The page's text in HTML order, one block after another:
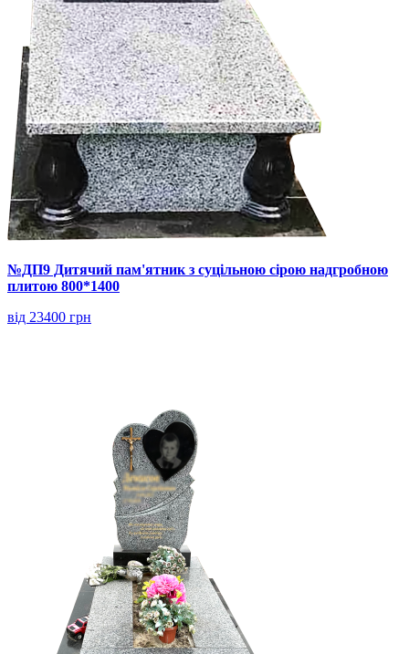
№ДП9 Дитячий пам'ятник з суцільною сірою надгробною
плитою 800*1400
від 23400 грн